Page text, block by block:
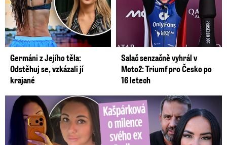
Germáni z Jejího těla:
Odstěhuj se, vzkázali jí
krajané
Salač senzačně vyhrál v
Moto2: Triumf pro Česko po
16 letech
Kašpárková o milence svého ex Radka: Kopie z Wishe!